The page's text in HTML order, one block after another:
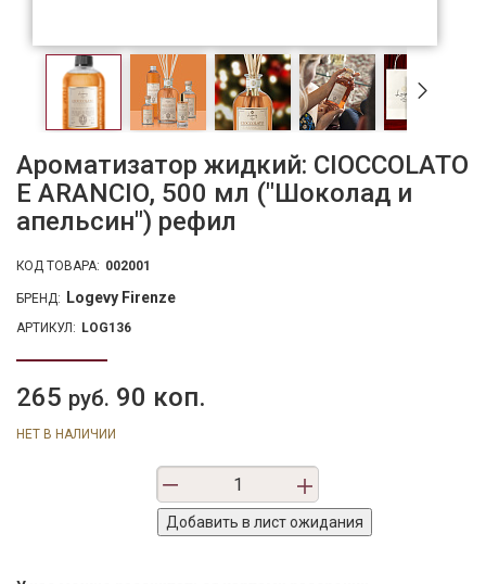
Ароматизатор жидкий: CIOCCOLATO
E ARANCIO, 500 мл ("Шоколад и
апельсин") рефил
КОД ТОВАРА: 002001
БРЕНД: Logevy Firenze
АРТИКУЛ: LOG136
265 руб. 90 коп.
НЕТ В НАЛИЧИИ